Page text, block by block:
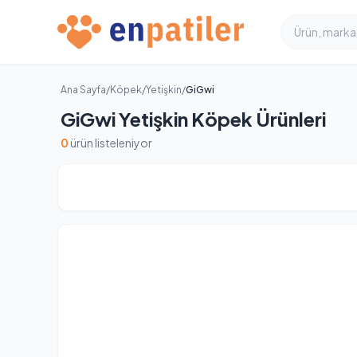
Ana Sayfa/Köpek/Yetişkin/GiGwi
GiGwi Yetişkin Köpek Ürünleri
0 ürün listeleniyor